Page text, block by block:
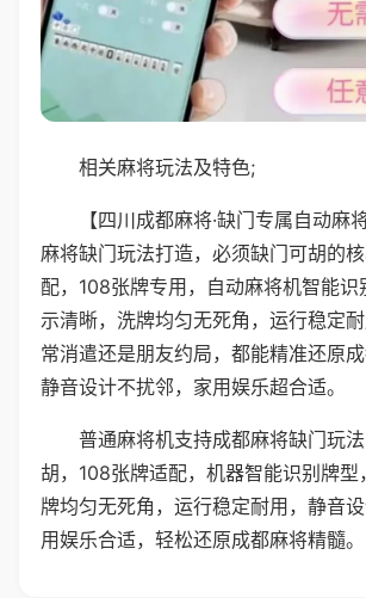
相关麻将玩法及特色;
【四川成都麻将·缺门专属自动麻
麻将缺门玩法打造，必须缺门可胡的
配，108张牌专用，自动麻将机智能识
示清晰，洗牌均匀无死角，运行稳定
常消遣还是朋友约局，都能精准还原成
静音设计不扰邻，家用娱乐超合适。
普通麻将机支持成都麻将缺门玩
胡，108张牌适配，机器智能识别牌型
牌均匀无死角，运行稳定耐用，静音
用娱乐合适，轻松还原成都麻将精髓。